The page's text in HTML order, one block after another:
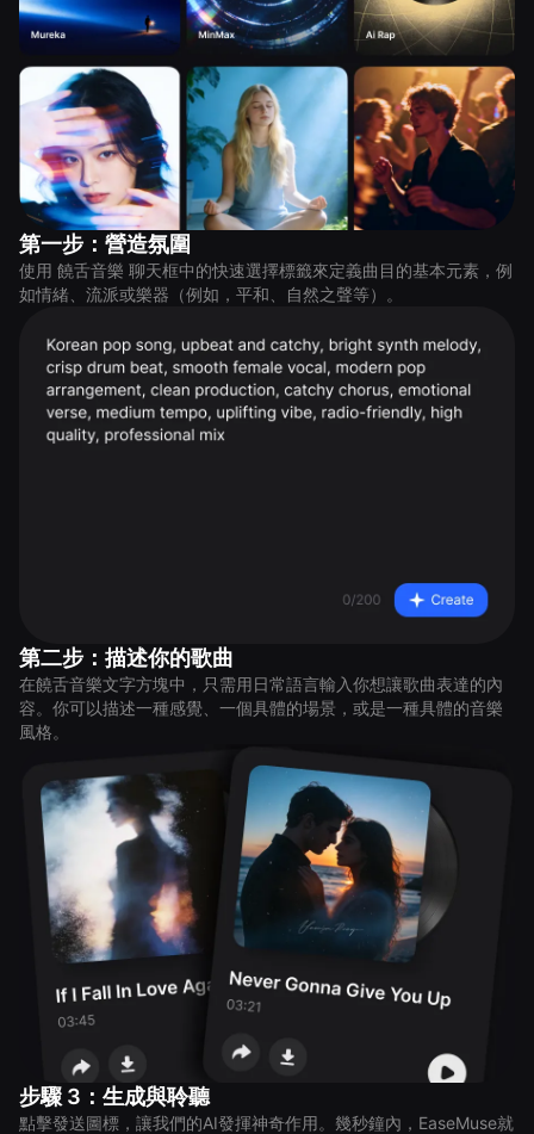
第一步：營造氛圍
使用 饒舌音樂 聊天框中的快速選擇標籤來定義曲目的基本元素，例
如情緒、流派或樂器（例如，平和、自然之聲等）。
第二步：描述你的歌曲
在饒舌音樂文字方塊中，只需用日常語言輸入你想讓歌曲表達的內
容。你可以描述一種感覺、一個具體的場景，或是一種具體的音樂
風格。
步驟 3：生成與聆聽
點擊發送圖標，讓我們的AI發揮神奇作用。幾秒鐘內，EaseMuse就